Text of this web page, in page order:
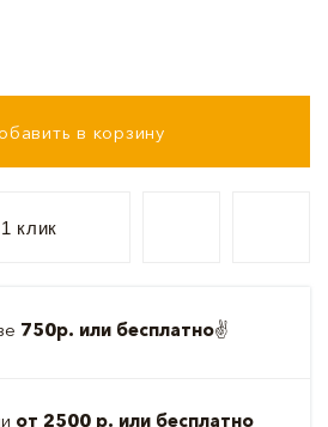
в корзину
клик
750р. или бесплатно✌️
от 2500 р. или бесплатно